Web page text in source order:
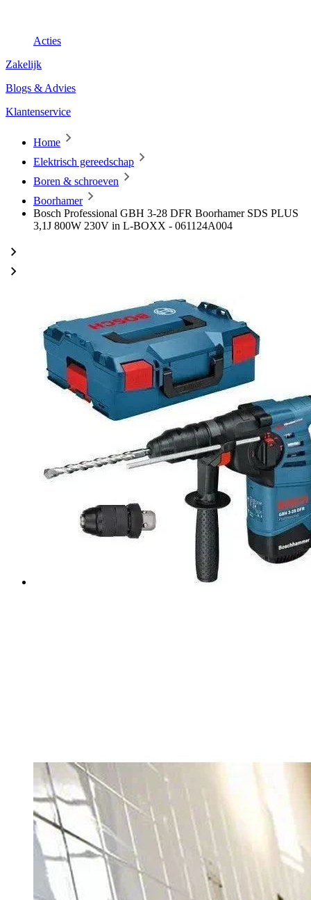
Acties
Zakelijk
Blogs & Advies
Klantenservice
Home
Elektrisch gereedschap
Boren & schroeven
Boorhamer
Bosch Professional GBH 3-28 DFR Boorhamer SDS PLUS
3,1J 800W 230V in L-BOXX - 061124A004